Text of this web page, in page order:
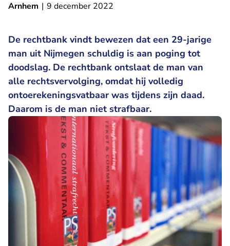
Arnhem | 9 december 2022
De rechtbank vindt bewezen dat een 29-jarige
man uit Nijmegen schuldig is aan poging tot
doodslag. De rechtbank ontslaat de man van
alle rechtsvervolging, omdat hij volledig
ontoerekeningsvatbaar was tijdens zijn daad.
Daarom is de man niet strafbaar.